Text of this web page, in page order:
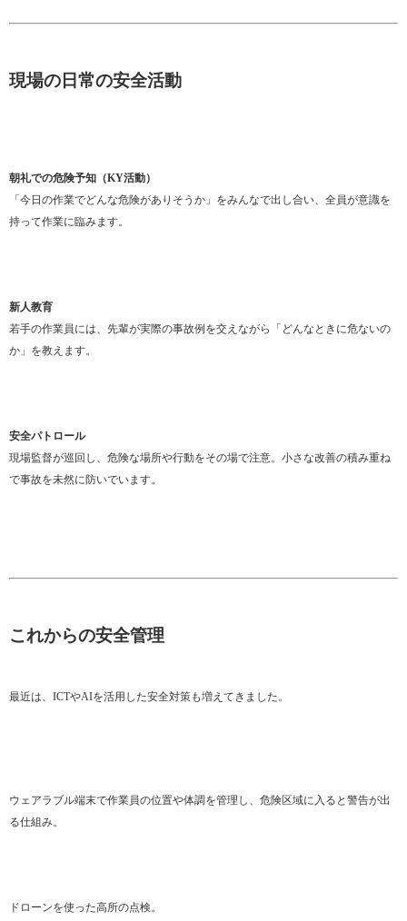
現場の日常の安全活動
朝礼での危険予知（KY活動）
「今日の作業でどんな危険がありそうか」をみんなで出し合い、全員が意識を
持って作業に臨みます。
新人教育
若手の作業員には、先輩が実際の事故例を交えながら「どんなときに危ないの
か」を教えます。
安全パトロール
現場監督が巡回し、危険な場所や行動をその場で注意。小さな改善の積み重ね
で事故を未然に防いでいます。
これからの安全管理
最近は、ICTやAIを活用した安全対策も増えてきました。
ウェアラブル端末で作業員の位置や体調を管理し、危険区域に入ると警告が出
る仕組み。
ドローンを使った高所の点検。